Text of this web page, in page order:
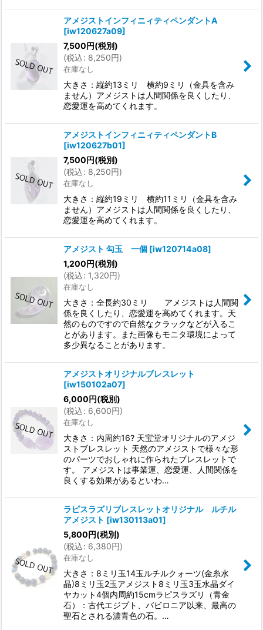
アメジストインフィニィティペンダントA
[iw120627a09]
7,500円(税別)
(税込: 8,250円)
在庫なし
大きさ：縦約13ミリ 横約9ミリ（金具を含み
ません）アメジストは人間関係を良くしたり、
恋愛運を高めてくれます。
アメジストインフィニィティペンダントB
[iw120627b01]
7,500円(税別)
(税込: 8,250円)
在庫なし
大きさ：縦約19ミリ 横約11ミリ（金具を含み
ません）アメジストは人間関係を良くしたり、
恋愛運を高めてくれます。
アメジスト 勾玉 一個 [iw120714a08]
1,200円(税別)
(税込: 1,320円)
在庫なし
大きさ：全長約30ミリ アメジストは人間関
係を良くしたり、恋愛運を高めてくれます。天
然のものですので自然なクラックなどが入るこ
とがあります。また画像もモニタ環境によって
多少異なることがあります。
アメジストオリジナルブレスレット
[iw150102a07]
6,000円(税別)
(税込: 6,600円)
在庫なし
大きさ：内周約16? 天宝堂オリジナルのアメジ
ストブレスレット 天然のアメジストで様々な形
のパーツでおしゃれに作られたブレスレットで
す。 アメジストは事業運、恋愛運、人間関係を
良くする効果があるといわ…
ラピスラズリブレスレットオリジナル ルチル
アメジスト [iw130113a01]
5,800円(税別)
(税込: 6,380円)
在庫なし
大きさ：8ミリ玉14玉ルチルクォーツ(金糸水
晶)8ミリ玉2玉アメジスト8ミリ玉3玉水晶ダイ
ヤカット4個内周約15cmラピスラズリ（青金
石）：古代エジプト、バビロニア以来、最高の
聖石とされる濃青色の石。…